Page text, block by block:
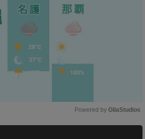
Powered by GliaStudios